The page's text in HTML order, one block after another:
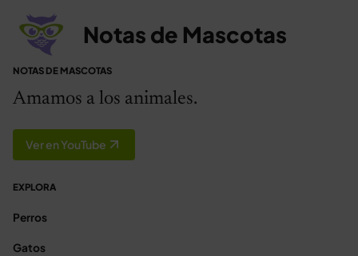
Notas de Mascotas
NOTAS DE MASCOTAS
Amamos a los animales.
Ver en YouTube
EXPLORA
Perros
Gatos